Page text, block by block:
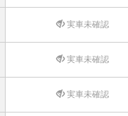
実車未確認
実車未確認
実車未確認